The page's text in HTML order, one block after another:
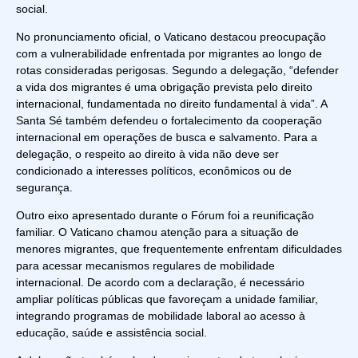
social.
No pronunciamento oficial, o Vaticano destacou preocupação
com a vulnerabilidade enfrentada por migrantes ao longo de
rotas consideradas perigosas. Segundo a delegação, “defender
a vida dos migrantes é uma obrigação prevista pelo direito
internacional, fundamentada no direito fundamental à vida”. A
Santa Sé também defendeu o fortalecimento da cooperação
internacional em operações de busca e salvamento. Para a
delegação, o respeito ao direito à vida não deve ser
condicionado a interesses políticos, econômicos ou de
segurança.
Outro eixo apresentado durante o Fórum foi a reunificação
familiar. O Vaticano chamou atenção para a situação de
menores migrantes, que frequentemente enfrentam dificuldades
para acessar mecanismos regulares de mobilidade
internacional. De acordo com a declaração, é necessário
ampliar políticas públicas que favoreçam a unidade familiar,
integrando programas de mobilidade laboral ao acesso à
educação, saúde e assistência social.